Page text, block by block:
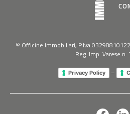
© Officine Immobiliari, P.Iva 03298810122
Reg. Imp. Varese n.
Privacy Policy –